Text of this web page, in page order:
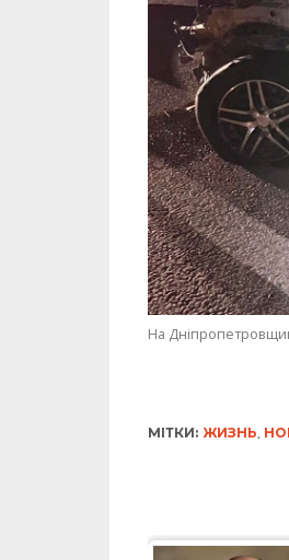
На
МІТКИ: ЖИЗНЬ,
ЖИТТЯ